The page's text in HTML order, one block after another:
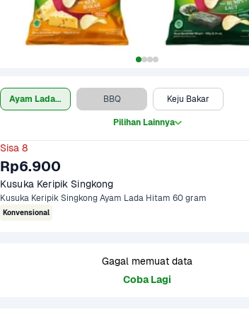
Ayam Lada Hitam BBQ Keju Bakar
Pilihan Lainnya
Sisa 8
Rp6.900
Kusuka Keripik Singkong
Kusuka Keripik Singkong Ayam Lada Hitam 60 gram
Konvensional
Gagal memuat data
Coba Lagi